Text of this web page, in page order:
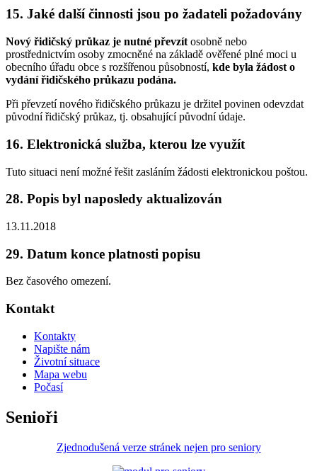
15. Jaké další činnosti jsou po žadateli požadovány
Nový řidičský průkaz je nutné převzít osobně nebo
prostřednictvím osoby zmocněné na základě ověřené plné moci u
obecního úřadu obce s rozšířenou působností, kde byla žádost o
vydání řidičského průkazu podána.
Při převzetí nového řidičského průkazu je držitel povinen odevzdat
původní řidičský průkaz, tj. obsahující původní údaje.
16. Elektronická služba, kterou lze využít
Tuto situaci není možné řešit zasláním žádosti elektronickou poštou.
28. Popis byl naposledy aktualizován
13.11.2018
29. Datum konce platnosti popisu
Bez časového omezení.
Kontakt
Kontakty
Napište nám
Životní situace
Mapa webu
Počasí
Senioři
Zjednodušená verze stránek nejen pro seniory